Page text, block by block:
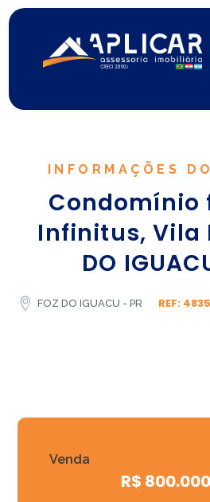
INFORMAÇÕES
Condomínio
Infinitus, Vila
DO
FOZ DO IGUACU - PR REF: 4835
Venda
R$